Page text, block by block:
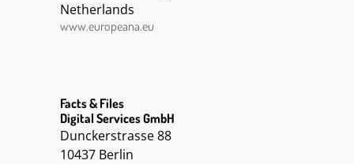
Netherlands
www.europeana.eu
Facts & Files
Digital Services GmbH
Dunckerstrasse 88
10437 Berlin